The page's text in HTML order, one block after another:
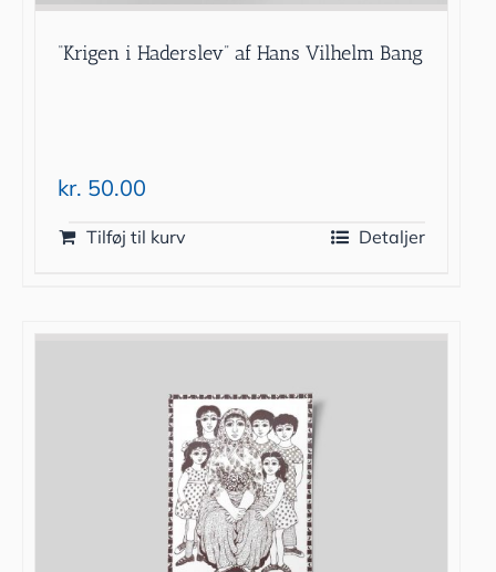
“Krigen i Haderslev” af Hans Vilhelm Bang
kr. 50.00
Tilføj til kurv Detaljer